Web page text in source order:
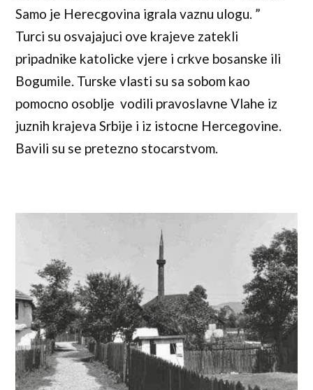
Samo je Herecgovina igrala vaznu ulogu. ”
Turci su osvajajuci ove krajeve zatekli
pripadnike katolicke vjere i crkve bosanske ili
Bogumile. Turske vlasti su sa sobom kao
pomocno osoblje vodili pravoslavne Vlahe iz
juznih krajeva Srbije i iz istocne Hercegovine.
Bavili su se pretezno stocarstvom.